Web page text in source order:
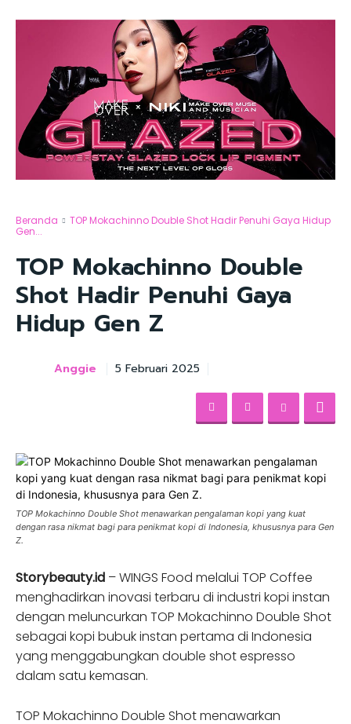
Beranda
TOP Mokachinno Double Shot Hadir Penuhi Gaya Hidup
Gen...
TOP Mokachinno Double
Shot Hadir Penuhi Gaya
Hidup Gen Z
Anggie 5 Februari 2025
TOP Mokachinno Double Shot menawarkan pengalaman kopi yang kuat
dengan rasa nikmat bagi para penikmat kopi di Indonesia, khususnya para Gen
Z.
Storybeauty.id – WINGS Food melalui TOP Coffee
menghadirkan inovasi terbaru di industri kopi instan
dengan meluncurkan TOP Mokachinno Double Shot
sebagai kopi bubuk instan pertama di Indonesia
yang menggabungkan double shot espresso
dalam satu kemasan.
TOP Mokachinno Double Shot menawarkan